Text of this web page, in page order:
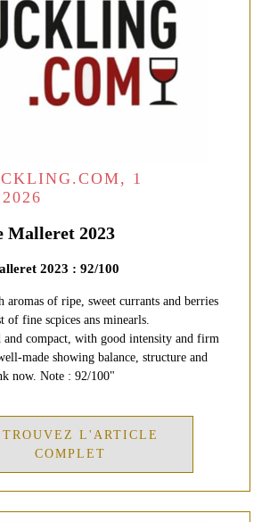
1
Malleret 2023
2023 : 92/100
of ripe, sweet currants and berries
of fine scpices ans minearls.
compact, with good intensity and firm
made showing balance, structure and
now. Note : 92/100"
L'ARTICLE
COMPLET